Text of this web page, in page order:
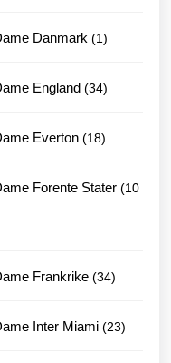
Danmark 11
England 3434
Everton 1818
Forente Stater 10
Frankrike 3434
Inter Miami 2323